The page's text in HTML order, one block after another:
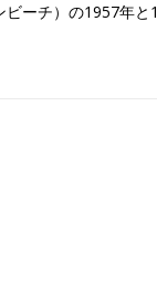
ーチ）の1957年と1